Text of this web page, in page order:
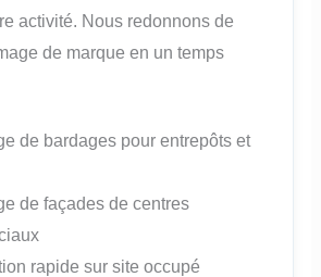
activité. Nous redonnons de
de marque en un temps
de bardages pour entrepôts et
de façades de centres
rapide sur site occupé